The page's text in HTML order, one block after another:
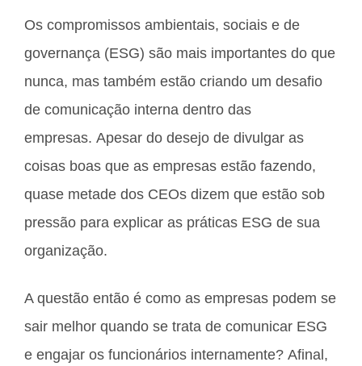
Os compromissos ambientais, sociais e de
governança (ESG) são mais importantes do que
nunca, mas também estão criando um desafio
de comunicação interna dentro das
empresas. Apesar do desejo de divulgar as
coisas boas que as empresas estão fazendo,
quase metade dos CEOs dizem que estão sob
pressão para explicar as práticas ESG de sua
organização.
A questão então é como as empresas podem se
sair melhor quando se trata de comunicar ESG
e engajar os funcionários internamente? Afinal,